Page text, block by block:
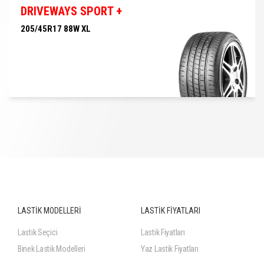
DRIVEWAYS SPORT +
205/45R17 88W XL
LASTİK MODELLERİ
Lastik Seçici
Binek Lastik Modelleri
LASTİK FİYATLARI
Lastik Fiyatları
Yaz Lastik Fiyatları